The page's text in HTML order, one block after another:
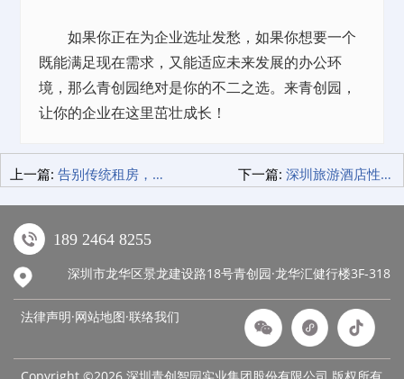
如果你正在为企业选址发愁，如果你想要一个
既能满足现在需求，又能适应未来发展的办公环
境，那么青创园绝对是你的不二之选。来青创园，
让你的企业在这里茁壮成长！
上一篇: 告别传统租房，深圳青年公寓式租房引领新潮流！ 下一篇: 深圳旅游酒店性价比之王，米阁睡眠酒店让你一觉到天亮！
189 2464 8255
深圳市龙华区景龙建设路18号青创园·龙华汇健行楼3F-318
法律声明·网站地图·联络我们
Copyright ©2026 深圳青创智园实业集团股份有限公司 版权所有